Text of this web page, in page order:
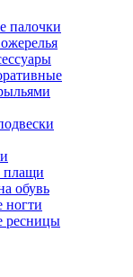
палочки
плащи
обувь
ногти
ресницы